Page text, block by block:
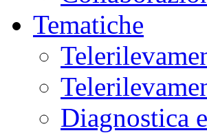
Tematiche
Diagnostica